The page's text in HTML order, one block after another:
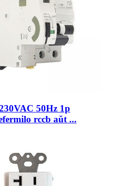
50Hz 1p
rccb aŭt ...